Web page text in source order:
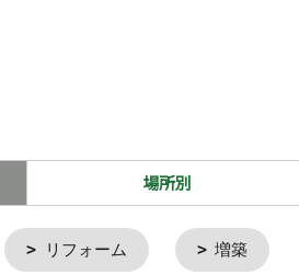
場所別
リフォーム 増築